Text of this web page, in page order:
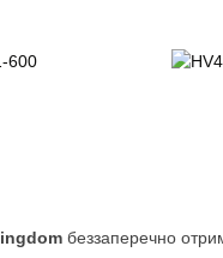
беззаперечно